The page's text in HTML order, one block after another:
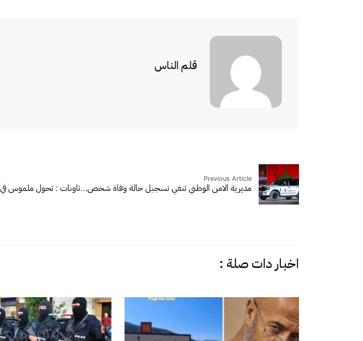
قلم الناس
Previous Article
مديرية الامن الوطني تنفي تسجيل حالة وفاة شخص…تاونات : تحول ملموس
اخبار دات صلة :